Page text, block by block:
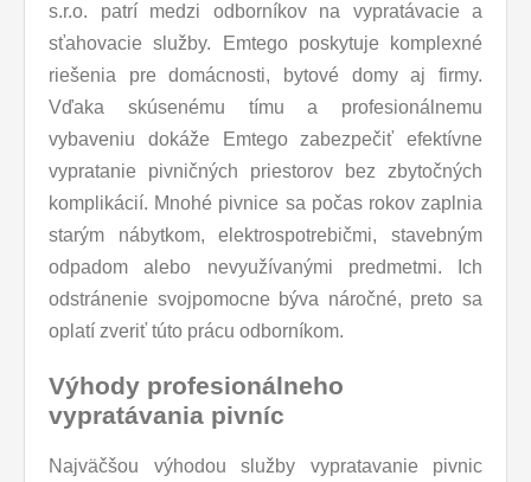
s.r.o. patrí medzi odborníkov na vypratávacie a
sťahovacie služby. Emtego poskytuje komplexné
riešenia pre domácnosti, bytové domy aj firmy.
Vďaka skúsenému tímu a profesionálnemu
vybaveniu dokáže Emtego zabezpečiť efektívne
vypratanie pivničných priestorov bez zbytočných
komplikácií. Mnohé pivnice sa počas rokov zaplnia
starým nábytkom, elektrospotrebičmi, stavebným
odpadom alebo nevyužívanými predmetmi. Ich
odstránenie svojpomocne býva náročné, preto sa
oplatí zveriť túto prácu odborníkom.
Výhody profesionálneho
vypratávania pivníc
Najväčšou výhodou služby vypratavanie pivnic